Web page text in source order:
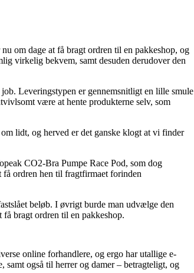
om dage at få bragt ordren til en pakkeshop, og
virkelig bekvem, samt desuden derudover den
Leveringstypen er gennemsnitligt en lille smule
være at hente produkterne selv, som
lidt, og herved er det ganske klogt at vi finder
CO2-Bra Pumpe Race Pod, som dog
ordren hen til fragtfirmaet forinden
beløb. I øvrigt burde man udvælge den
bragt ordren til en pakkeshop.
online forhandlere, og ergo har utallige e-
samt også til herrer og damer – betragteligt, og